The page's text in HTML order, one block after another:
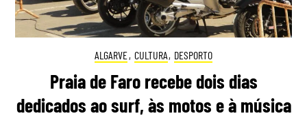
ALGARVE, CULTURA, DESPORTO
Praia de Faro recebe dois dias
dedicados ao surf, às motos e à música